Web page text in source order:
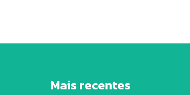
Mais recentes